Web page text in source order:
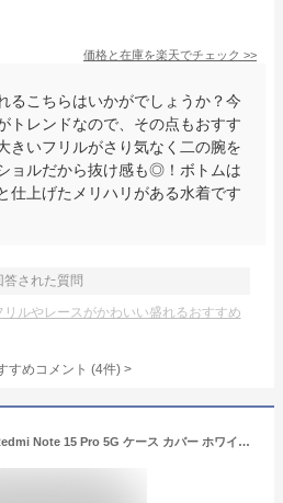
価格と在庫を楽天でチェック >>
るこちらはいかがでしょうか？今
トレンドなので、その点もおすす
きいフリルがさり気なく二の腕を
ョルだから抜け感も◎！ボトムは
仕上げたメリハリがある水着です
答された質問
ルやレースがかわいい盛れるおすすめ
すめコメント (4件) >
【リボン】 Redmi 15 Redmi Note 15 Pro 5G ケース カバー ホワイト パール ウェーブ型 わく 枠 クリア シャオミー POCO F7 F8 X7 Pro M8 携帯カバー ケース うねうね なみなみ 大人おしゃれ 高級感 Redmi14C Redmi15 5G ケース 大人可愛い 韓国 リボン 可愛い かわいい